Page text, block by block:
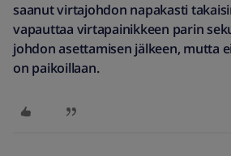
saanut virtajohdon napakasti
vapauttaa virtapainikkeen parin
johdon asettamisen jälkeen, mutta
on paikoillaan.